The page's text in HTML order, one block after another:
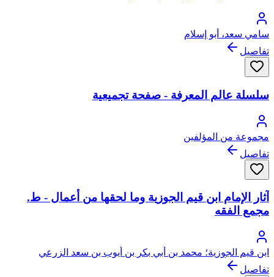
سامي سعد، أبو إسلام
تفاصيل
سلسلة عالم المعرفة - صفحة تجميعية
مجموعة من المؤلفين
تفاصيل
آثار الإمام ابن قيم الجوزية وما لحقها من أعمال - ط.
مجمع الفقه
ابن قيم الجوزية؛ محمد بن أبي بكر بن أيوب بن سعد الزرعي
الدمشقي، أبو عبد الله، شمس الدين
تفاصيل